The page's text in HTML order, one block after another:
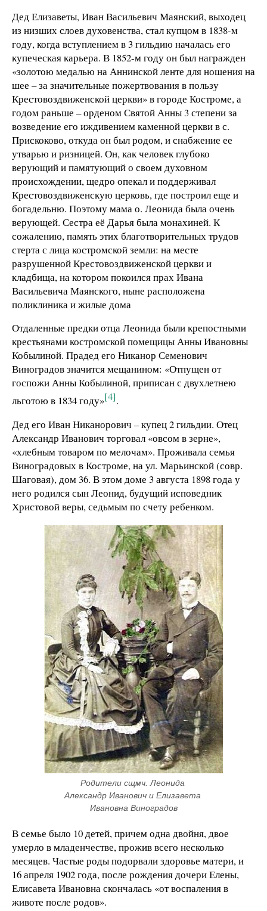
Дед Елизаветы, Иван Васильевич Маянский, выходец
из низших слоев духовенства, стал купцом в 1838-м
году, когда вступлением в 3 гильдию началась его
купеческая карьера. В 1852-м году он был награжден
«золотою медалью на Аннинской ленте для ношения на
шее – за значительные пожертвования в пользу
Крестовоздвиженской церкви» в городе Костроме, а
годом раньше – орденом Святой Анны 3 степени за
возведение его иждивением каменной церкви в с.
Прискоково, откуда он был родом, и снабжение ее
утварью и ризницей. Он, как человек глубоко
верующий и памятующий о своем духовном
происхождении, щедро опекал и поддерживал
Крестовоздвиженскую церковь, где построил еще и
богадельню. Поэтому мама о. Леонида была очень
верующей. Сестра её Дарья была монахиней. К
сожалению, память этих благотворительных трудов
стерта с лица костромской земли: на месте
разрушенной Крестовоздвиженской церкви и
кладбища, на котором покоился прах Ивана
Васильевича Маянского, ныне расположена
поликлиника и жилые дома
Отдаленные предки отца Леонида были крепостными
крестьянами костромской помещицы Анны Ивановны
Кобылиной. Прадед его Никанор Семенович
Виноградов значится мещанином: «Отпущен от
госпожи Анны Кобылиной, приписан с двухлетнею
льготою в 1834 году»[4].
Дед его Иван Никанорович – купец 2 гильдии. Отец
Александр Иванович торговал «овсом в зерне»,
«хлебным товаром по мелочам». Проживала семья
Виноградовых в Костроме, на ул. Марьинской (совр.
Шаговая), дом 36. В этом доме 3 августа 1898 года у
него родился сын Леонид, будущий исповедник
Христовой веры, седьмым по счету ребенком.
Родители сщмч. Леонида
Александр Иванович и Елизавета
Ивановна Виноградов
В семье было 10 детей, причем одна двойня, двое
умерло в младенчестве, прожив всего несколько
месяцев. Частые роды подорвали здоровье матери, и
16 апреля 1902 года, после рождения дочери Елены,
Елисавета Ивановна скончалась «от воспаления в
животе после родов».